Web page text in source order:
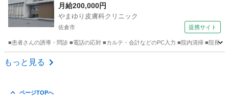
月給200,000円
やまゆり皮膚科クリニック
佐倉市 提携サイト
■患者さんの誘導・問診 ■電話の応対 ■カルテ・会計などのPC入力 ■院内清掃 ■院長
千葉 佐倉市
もっと見る
ページTOPへ